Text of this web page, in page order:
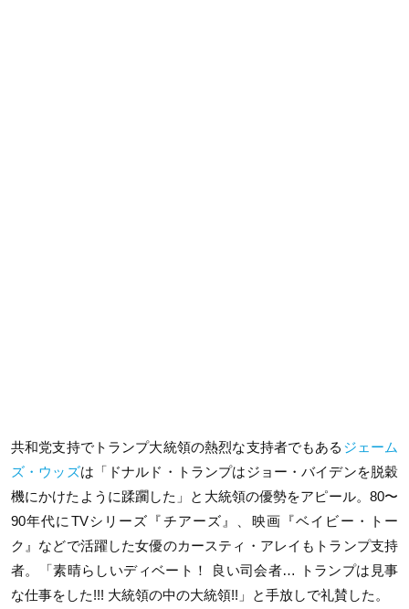
共和党支持でトランプ大統領の熱烈な支持者でもある ジェーム
ズ・ウッズは「ドナルド・トランプはジョー・バイデンを脱穀
機にかけたように蹂躙した」と大統領の優勢をアピール。80〜
90年代にTVシリーズ『チアーズ』、映画『ベイビー・トー
ク』などで活躍した女優のカースティ・アレイもトランプ支持
者。「素晴らしいディベート！ 良い司会者… トランプは見事
な仕事をした!!! 大統領の中の大統領!!」と手放しで礼賛した。